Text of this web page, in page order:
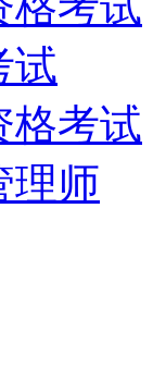
试
格考试
理师